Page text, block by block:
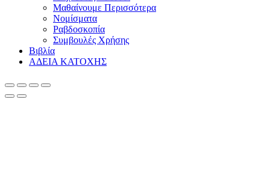
Μαθαίνουμε Περισσότερα
Νομίσματα
Ραβδοσκοπία
Συμβουλές Χρήσης
Βιβλία
ΑΔΕΙΑ ΚΑΤΟΧΗΣ